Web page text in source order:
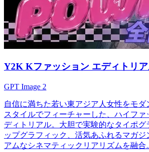
Y2K Kファッション エディトリ
GPT Image 2
自信に満ちた若い東アジア人女性をモダ
スタイルでフィーチャーした、ハイフ
ディトリアル。大胆で実験的なタイポグ
ップグラフィック、活気あふれるマガジ
アムなシネマティックリアリズムを融合